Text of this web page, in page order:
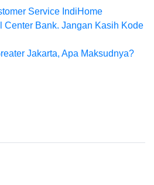
Service IndiHome
Center Bank. Jangan Kasih Kode
Jakarta, Apa Maksudnya?